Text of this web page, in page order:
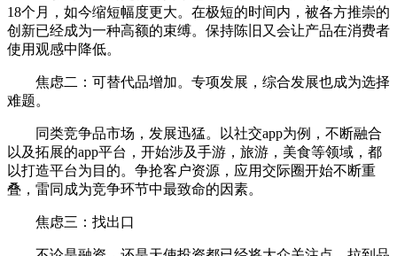
18个月，如今缩短幅度更大。在极短的时间内，被各方推崇的
创新已经成为一种高额的束缚。保持陈旧又会让产品在消费者
使用观感中降低。
焦虑二：可替代品增加。专项发展，综合发展也成为选择
难题。
同类竞争品市场，发展迅猛。以社交app为例，不断融合
以及拓展的app平台，开始涉及手游，旅游，美食等领域，都
以打造平台为目的。争抢客户资源，应用交际圈开始不断重
叠，雷同成为竞争环节中最致命的因素。
焦虑三：找出口